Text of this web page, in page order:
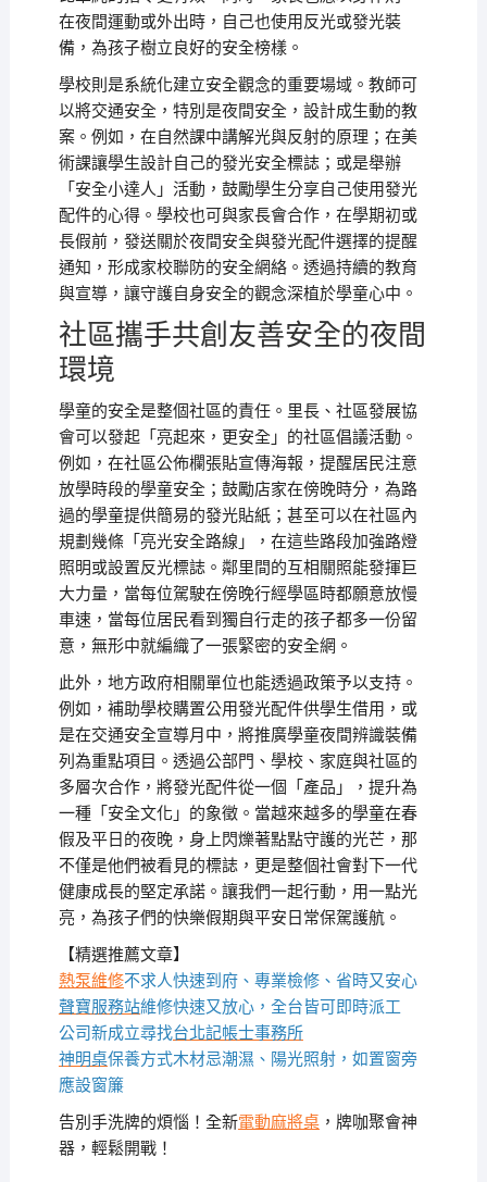
在夜間運動或外出時，自己也使用反光或發光裝
備，為孩子樹立良好的安全榜樣。
學校則是系統化建立安全觀念的重要場域。教師可
以將交通安全，特別是夜間安全，設計成生動的教
案。例如，在自然課中講解光與反射的原理；在美
術課讓學生設計自己的發光安全標誌；或是舉辦
「安全小達人」活動，鼓勵學生分享自己使用發光
配件的心得。學校也可與家長會合作，在學期初或
長假前，發送關於夜間安全與發光配件選擇的提醒
通知，形成家校聯防的安全網絡。透過持續的教育
與宣導，讓守護自身安全的觀念深植於學童心中。
社區攜手共創友善安全的夜間
環境
學童的安全是整個社區的責任。里長、社區發展協
會可以發起「亮起來，更安全」的社區倡議活動。
例如，在社區公佈欄張貼宣傳海報，提醒居民注意
放學時段的學童安全；鼓勵店家在傍晚時分，為路
過的學童提供簡易的發光貼紙；甚至可以在社區內
規劃幾條「亮光安全路線」，在這些路段加強路燈
照明或設置反光標誌。鄰里間的互相關照能發揮巨
大力量，當每位駕駛在傍晚行經學區時都願意放慢
車速，當每位居民看到獨自行走的孩子都多一份留
意，無形中就編織了一張緊密的安全網。
此外，地方政府相關單位也能透過政策予以支持。
例如，補助學校購置公用發光配件供學生借用，或
是在交通安全宣導月中，將推廣學童夜間辨識裝備
列為重點項目。透過公部門、學校、家庭與社區的
多層次合作，將發光配件從一個「產品」，提升為
一種「安全文化」的象徵。當越來越多的學童在春
假及平日的夜晚，身上閃爍著點點守護的光芒，那
不僅是他們被看見的標誌，更是整個社會對下一代
健康成長的堅定承諾。讓我們一起行動，用一點光
亮，為孩子們的快樂假期與平安日常保駕護航。
【精選推薦文章】
熱泵維修不求人快速到府、專業檢修、省時又安心
聲寶服務站維修快速又放心，全台皆可即時派工
公司新成立尋找台北記帳士事務所
神明桌保養方式木材忌潮濕、陽光照射，如置窗旁
應設窗簾
告別手洗牌的煩惱！全新電動麻將桌，牌咖聚會神
器，輕鬆開戰！